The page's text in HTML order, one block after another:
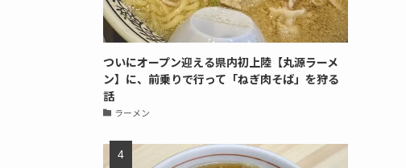
ついにオープン迎える県内初上陸【丸源ラーメ
ン】に、前乗りで行って「ねぎ肉そば」を狩る
話
ラーメン